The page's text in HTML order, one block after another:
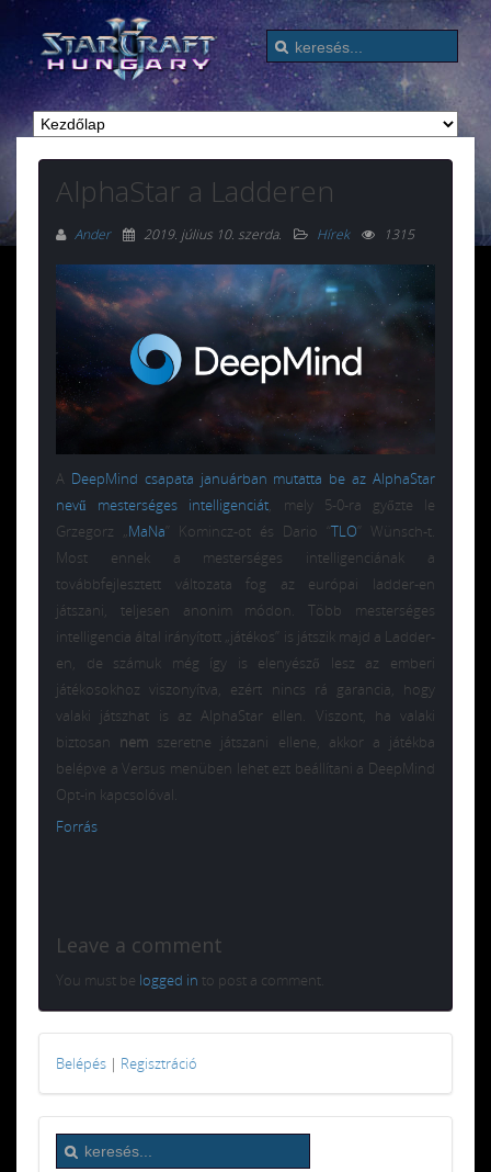
AlphaStar a Ladderen
Ander 2019. július 10. szerda. Hírek 1315
A DeepMind csapata januárban mutatta be az AlphaStar
nevű mesterséges intelligenciát, mely 5-0-ra győzte le
Grzegorz „MaNa ” Komincz-ot és Dario “TLO ” Wünsch-t.
Most ennek a mesterséges intelligenciának a
továbbfejlesztett változata fog az európai ladder-en
játszani, teljesen anonim módon. Több mesterséges
intelligencia által irányított „játékos” is játszik majd a Ladder-
en, de számuk még így is elenyésző lesz az emberi
játékosokhoz viszonyítva, ezért nincs rá garancia, hogy
valaki játszhat is az AlphaStar ellen. Viszont, ha valaki
biztosan nem szeretne játszani ellene, akkor a játékba
belépve a Versus menüben lehet ezt beállítani a DeepMind
Opt-in kapcsolóval.
Forrás
Leave a comment
You must be logged in to post a comment.
Belépés | Regisztráció